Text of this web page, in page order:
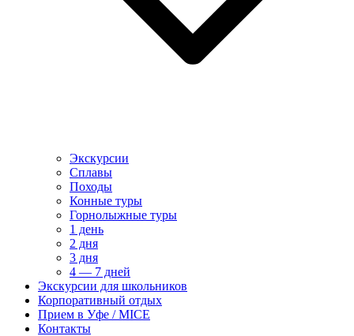
Экскурсии
Сплавы
Походы
Конные туры
Горнолыжные туры
1 день
2 дня
3 дня
4 — 7 дней
Экскурсии для школьников
Корпоративный отдых
Прием в Уфе / MICE
Контакты